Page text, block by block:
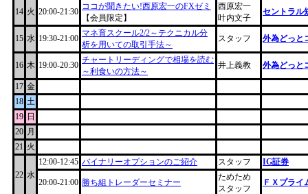
14 火 20:00-21:30
ココが聞きたい!西原宏一のFXゼミ
【会員限定】
西原宏一
叶内文子
セントラル
15 水 19:30-21:00
マネ育スクール2/2～テクニカル分
析を用いての取引手法～
スタッフ 外為どっと
16 木 19:00-20:30
チャートリーディングで相場を読む
～利食いの方法～
井上義教 外為どっと
17 金
18 土
19 日
20 月
21 火
22 水
12:00-12:45 バイナリーオプションのご紹介 スタッフ IG証券
20:00-21:00 勝ち組トレーダーセミナー
ためため
スタッフ
ＦＸプライ